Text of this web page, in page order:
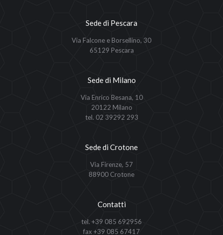
Sede di Pescara
Via Falcone e Borsellino, 30
65129 Pescara
Sede di Milano
Via Enrico Besana, 10
20122 Milano
tel. 02 39292 293
Sede di Crotone
Via Firenze, 57
88900 Crotone
Contatti
tel. +39 085 692956
fax +39 085 67417